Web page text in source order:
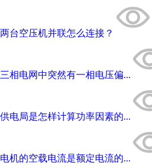
两台空压机并联怎么连接？
三相电网中突然有一相电压偏...
供电局是怎样计算功率因素的...
电机的空载电流是额定电流的...